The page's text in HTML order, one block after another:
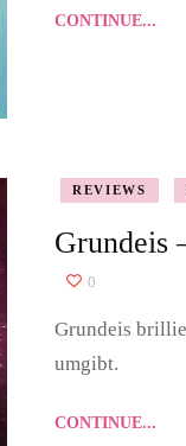
CONTINUE...
REVIEWS
Grundeis
0
Grundeis
umgibt.
CONTINUE...